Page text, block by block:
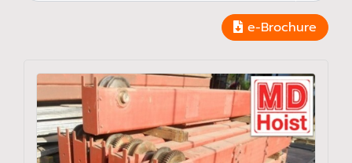
e-Brochure